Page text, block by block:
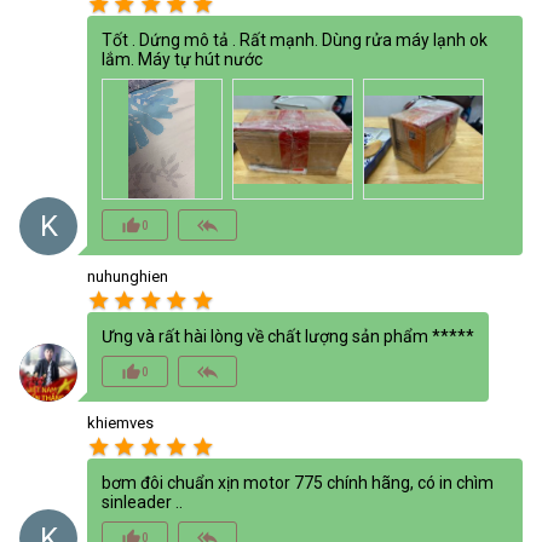
K
Tốt . Dứng mô tả . Rất mạnh. Dùng rửa máy lạnh ok
lắm. Máy tự hút nước
thumb_up_alt0 reply_all
nuhunghien
star star star star star
Ưng và rất hài lòng về chất lượng sản phẩm *****
thumb_up_alt0 reply_all
khiemves
star star star star star
bơm đôi chuẩn xịn motor 775 chính hãng, có in chìm
sinleader ..
thumb_up_alt0 reply_all